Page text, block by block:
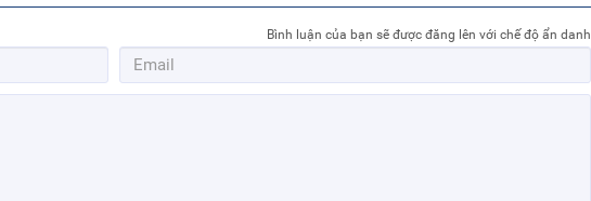
Bình luận của bạn sẽ được đăng lên với chế độ ẩn danh